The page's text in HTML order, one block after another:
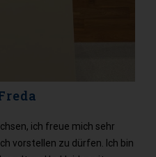
ich freue mich sehr
vorstellen zu dürfen. Ich bin